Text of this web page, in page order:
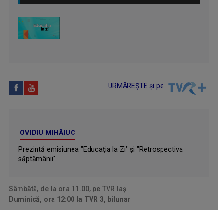
URMĂREȘTE și pe
OVIDIU MIHĂIUC
Prezintă emisiunea "Educația la Zi" și "Retrospectiva
săptămânii".
Sâmbătă, de la ora 11.00, pe TVR Iași
Duminică, ora 12:00 la TVR 3, bilunar